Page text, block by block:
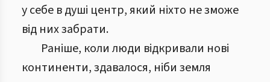
у себе в душі центр, який ніхто не зможе
від них забрати.
Раніше, коли люди відкривали нові
континенти, здавалося, ніби земля